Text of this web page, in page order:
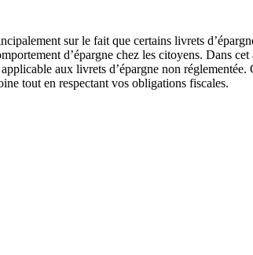
sur le fait que certains livrets
d’épargne chez les citoyens. Dans cet
aux livrets d’épargne non réglementée.
tout en respectant vos obligations fiscales.